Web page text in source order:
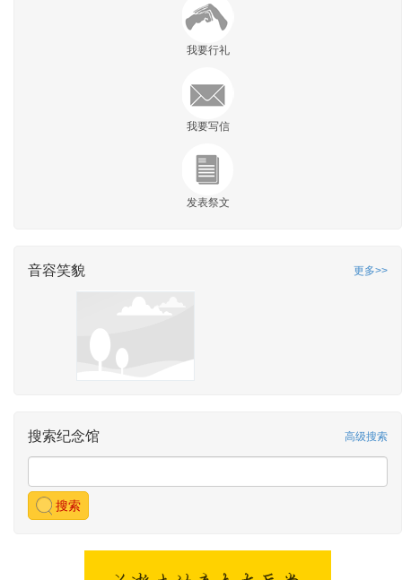
我要行礼
我要写信
发表祭文
音容笑貌 更多>>
搜索纪念馆 高级搜索
搜索